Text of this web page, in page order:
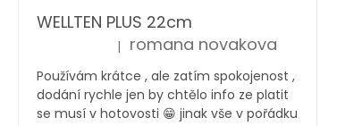
WELLTEN PLUS 22cm
Hodnocení produktu je 5 z 5 hvězdiček.
| romana novakova
Používám krátce , ale zatím spokojenost ,
dodání rychle jen by chtělo info ze platit
se musí v hotovosti 😁 jinak vše v pořádku